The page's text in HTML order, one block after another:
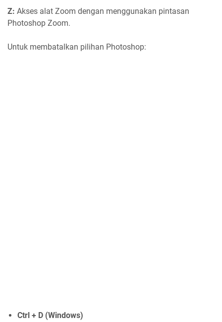
Z: Akses alat Zoom dengan menggunakan pintasan
Photoshop Zoom.
Untuk membatalkan pilihan Photoshop:
Ctrl + D (Windows)